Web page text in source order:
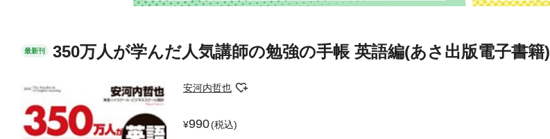
最新刊 350万人が学んだ人気講師の勉強の手帳 英語編(あさ出版電子書籍)
安河内哲也
990(税込)